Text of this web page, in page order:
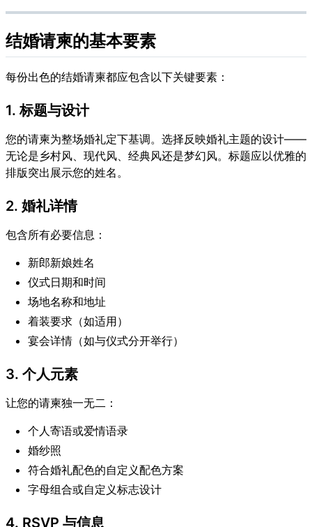
结婚请柬的基本要素
每份出色的结婚请柬都应包含以下关键要素：
1. 标题与设计
您的请柬为整场婚礼定下基调。选择反映婚礼主题的设计——
无论是乡村风、现代风、经典风还是梦幻风。标题应以优雅的
排版突出展示您的姓名。
2. 婚礼详情
包含所有必要信息：
新郎新娘姓名
仪式日期和时间
场地名称和地址
着装要求（如适用）
宴会详情（如与仪式分开举行）
3. 个人元素
让您的请柬独一无二：
个人寄语或爱情语录
婚纱照
符合婚礼配色的自定义配色方案
字母组合或自定义标志设计
4. RSVP 与信息